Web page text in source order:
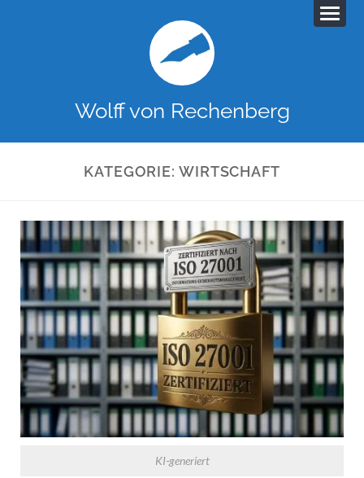
Wolff von Rechenberg
KATEGORIE: WIRTSCHAFT
KI-generiert